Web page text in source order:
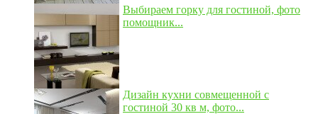
Выбираем горку для гостиной, фото
помощник...
Дизайн кухни совмещенной с
гостиной 30 кв м, фото...